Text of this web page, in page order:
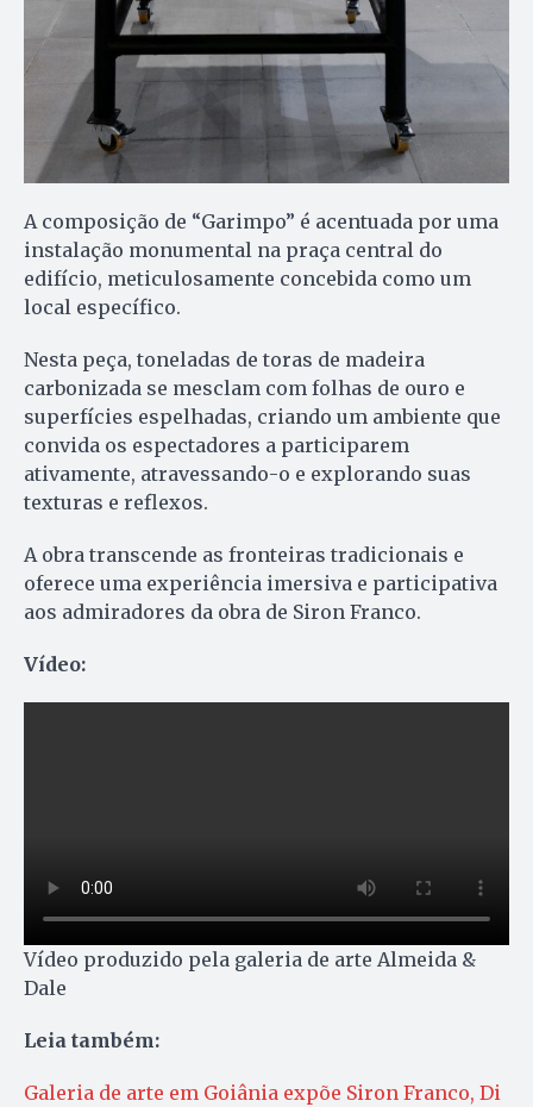
A composição de “Garimpo” é acentuada por uma
instalação monumental na praça central do
edifício, meticulosamente concebida como um
local específico.
Nesta peça, toneladas de toras de madeira
carbonizada se mesclam com folhas de ouro e
superfícies espelhadas, criando um ambiente que
convida os espectadores a participarem
ativamente, atravessando-o e explorando suas
texturas e reflexos.
A obra transcende as fronteiras tradicionais e
oferece uma experiência imersiva e participativa
aos admiradores da obra de Siron Franco.
Vídeo:
Vídeo produzido pela galeria de arte Almeida &
Dale
Leia também:
Galeria de arte em Goiânia expõe Siron Franco, Di